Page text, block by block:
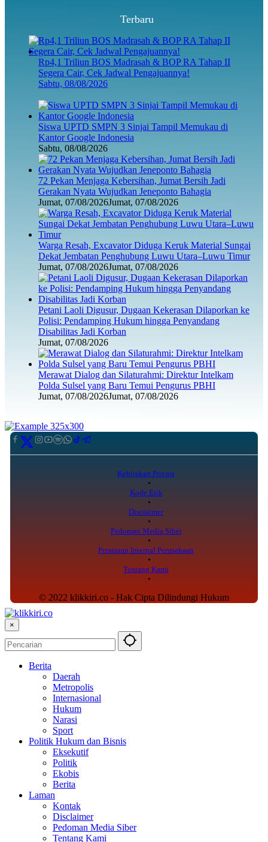
Terbaru
Rp4,1 Triliun BOS Madrasah & BOP RA Tahap II
Segera Cair, Cek Jadwal Pengajuannya!
Sabtu, 08/08/2026
Siswa UPTD SMPN 3 Sinjai Tampil Memukau di
Kantor Google Indonesia
Sabtu, 08/08/2026
72 Pekan Menjaga Kebersihan, Jumat Bersih Jadi
Gerakan Nyata Wujudkan Jeneponto Bahagia
Jumat, 07/08/2026Jumat, 07/08/2026
Warga Resah, Excavator Diduga Keruk Material Sungai
Dekat Jembatan Penghubung Luwu Utara–Luwu Timur
Jumat, 07/08/2026Jumat, 07/08/2026
Petani Laoli Digusur, Dugaan Kekerasan Dilaporkan ke
Polisi: Pendamping Hukum hingga Penyandang
Disabilitas Jadi Korban
Jumat, 07/08/2026
Merawat Dialog dan Silaturahmi: Direktur Intelkam
Polda Sulsel yang Baru Temui Pengurus PBHI
Jumat, 07/08/2026Jumat, 07/08/2026
Kebijakan Privasi
Kode Etik
Disclaimer
Pedoman Media Siber
Peraturan Internal Perusahaan
Tentang Kami
© 2022 klikkiri.co - Hak Cipta Dilindungi Hukum
×
Berita
Daerah
Metropolis
Internasional
Hukum
Narasi
Sport
Politik Hukum dan Bisnis
Eksekutif
Politik
Ekobis
Berita
Laman
Kontak
Disclaimer
Pedoman Media Siber
Tentang Kami